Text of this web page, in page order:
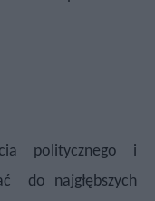
politycznego i
do najgłębszych